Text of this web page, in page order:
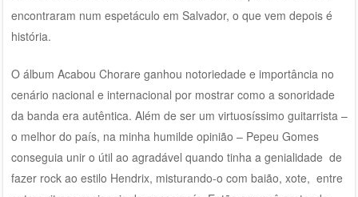
encontraram num espetáculo em Salvador, o que vem depois é
história.
O álbum Acabou Chorare ganhou notoriedade e importância no
cenário nacional e internacional por mostrar como a sonoridade
da banda era autêntica. Além de ser um virtuosíssimo guitarrista –
o melhor do país, na minha humilde opinião – Pepeu Gomes
conseguia unir o útil ao agradável quando tinha a genialidade de
fazer rock ao estilo Hendrix, misturando-o com baião, xote, entre